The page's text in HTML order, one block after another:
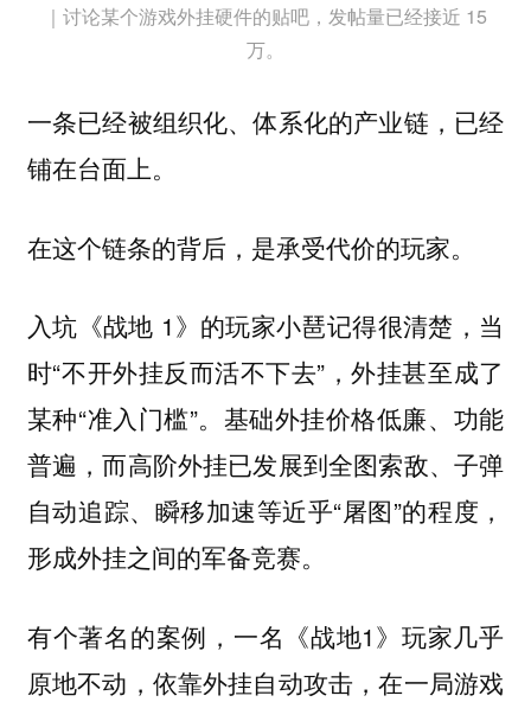
｜讨论某个游戏外挂硬件的贴吧，发帖量已经接近 15
万。
一条已经被组织化、体系化的产业链，已经
铺在台面上。
在这个链条的背后，是承受代价的玩家。
入坑《战地 1》的玩家小琶记得很清楚，当
时“不开外挂反而活不下去”，外挂甚至成了
某种“准入门槛”。基础外挂价格低廉、功能
普遍，而高阶外挂已发展到全图索敌、子弹
自动追踪、瞬移加速等近乎“屠图”的程度，
形成外挂之间的军备竞赛。
有个著名的案例，一名《战地1》玩家几乎
原地不动，依靠外挂自动攻击，在一局游戏